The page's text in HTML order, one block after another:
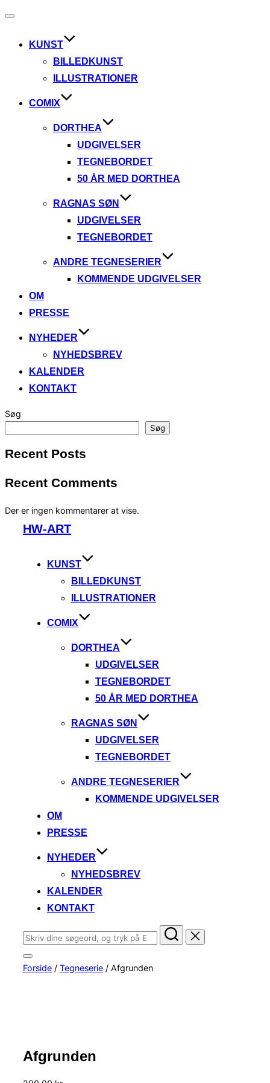
Slå
KUNST
BILLEDKUNST
ILLUSTRATIONER
COMIX
DORTHEA
UDGIVELSER
TEGNEBORDET
50 ÅR MED DORTHEA
RAGNAS SØN
UDGIVELSER
TEGNEBORDET
ANDRE TEGNESERIER
KOMMENDE UDGIVELSER
OM
PRESSE
NYHEDER
NYHEDSBREV
KALENDER
KONTAKT
Søg
Søg
Recent Posts
Recent Comments
Der er ingen kommentarer at vise.
VidereHW-ART
KUNST
BILLEDKUNST
ILLUSTRATIONER
COMIX
DORTHEA
UDGIVELSER
TEGNEBORDET
50 ÅR MED DORTHEA
RAGNAS SØN
UDGIVELSER
TEGNEBORDET
ANDRE TEGNESERIER
KOMMENDE UDGIVELSER
OM
PRESSE
NYHEDER
NYHEDSBREV
KALENDER
KONTAKT
Søg
efter:
Slå
navigation
Forside / Tegneserie / Afgrunden
Afgrunden